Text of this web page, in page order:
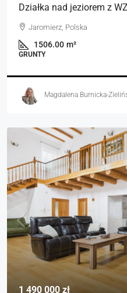
Działka nad jeziorem z
Jaromierz, Polska
1506.00 m²
GRUNTY
Magdalena Burnicka-
1 490 000 zł